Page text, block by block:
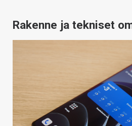
Rakenne ja tekniset